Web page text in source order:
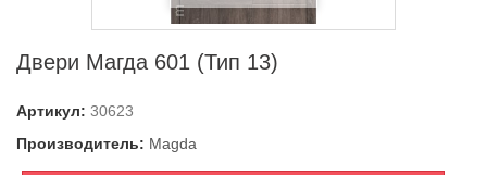
Двери Магда 601 (Тип 13)
Артикул: 30623
Производитель: Magda